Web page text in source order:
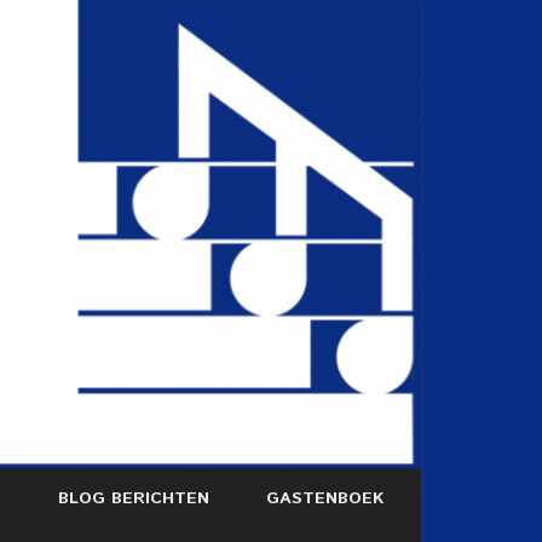
BLOG BERICHTEN GASTENBOEK